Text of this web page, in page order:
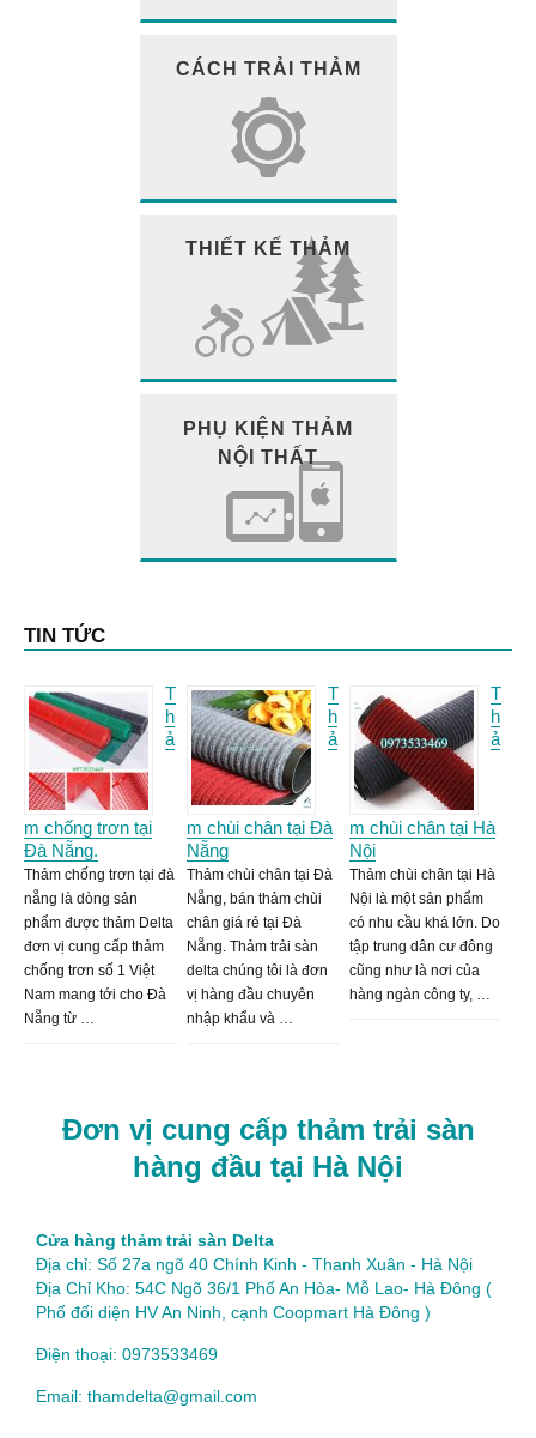
CÁCH TRẢI THẢM
THIẾT KẾ THẢM
PHỤ KIỆN THẢM
NỘI THẤT
TIN TỨC
T
h
ả
m chống trơn tại
Đà Nẵng.
Thảm chống trơn tại đà
nẵng là dòng sản
phẩm được thảm Delta
đơn vị cung cấp thảm
chống trơn số 1 Việt
Nam mang tới cho Đà
Nẵng từ …
T
h
ả
m chùi chân tại Đà
Nẵng
Thảm chùi chân tại Đà
Nẵng, bán thảm chùi
chân giá rẻ tại Đà
Nẵng. Thảm trải sàn
delta chúng tôi là đơn
vị hàng đầu chuyên
nhập khẩu và …
T
h
ả
m chùi chân tại Hà
Nội
Thảm chùi chân tại Hà
Nội là một sản phẩm
có nhu cầu khá lớn. Do
tập trung dân cư đông
cũng như là nơi của
hàng ngàn công ty, …
Đơn vị cung cấp thảm trải sàn
hàng đầu tại Hà Nội
Cửa hàng thảm trải sàn Delta
Địa chỉ: Số 27a ngõ 40 Chính Kinh - Thanh Xuân - Hà Nội
Địa Chỉ Kho: 54C Ngõ 36/1 Phố An Hòa- Mỗ Lao- Hà Đông (
Phố đối diện HV An Ninh, cạnh Coopmart Hà Đông )
Điện thoại: 0973533469
Email: thamdelta@gmail.com